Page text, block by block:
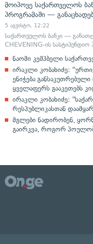
მოიპოვე საქართველოს
პროგრამაში —
5 აგვისტო, 12:22
საქართველოს ბანკი —
CHEVENING-ის სასტიპენდიო
ნაომი კემპბელი
ირაკლი კობახიძე:
ენიჭება
ყველაფერს გააკეთებს
ირაკლი კობახიძე:
რესპუბლიკასთან
მგლები ნადირობენ,
გაირკვა, როგორ